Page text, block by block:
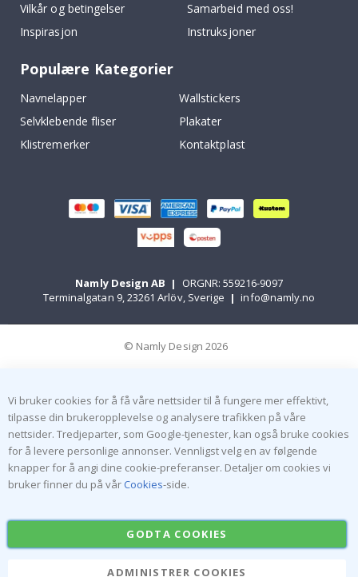
Vilkår og betingelser
Inspirasjon
Samarbeid med oss!
Instruksjoner
Populære Kategorier
Navnelapper
Wallstickers
Selvklebende fliser
Plakater
Klistremerker
Kontaktplast
Namly Design AB |
ORGNR: 559216-9097
Terminalgatan 9, 23261 Arlöv, Sverige | info@namly.no
© Namly Design 2026
Vi bruker cookies for å få våre nettsider til å fungere mer effektivt,
tilpasse din brukeropplevelse og analysere trafikken på våre
nettsider. Tredjeparter, som Google-tjenester, kan også bruke cookies
for å levere personlige annonser. Vennligst velg en av følgende
knapper for å angi dine cookie-preferanser. Detaljer om cookies vi
bruker finner du på vår Cookies-side.
GODTA COOKIES
ADMINISTRER COOKIES